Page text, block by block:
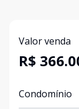
Valor venda
R$
Condomínio